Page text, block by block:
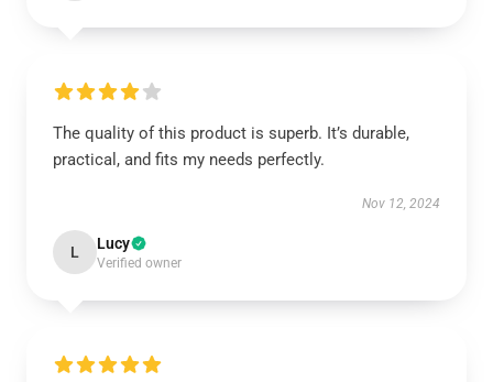
The quality of this product is superb. It’s durable,
practical, and fits my needs perfectly.
Nov 12, 2024
L Lucy
Verified owner